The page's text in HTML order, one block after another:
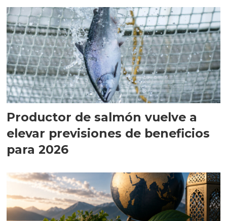
Productor de salmón vuelve a
elevar previsiones de beneficios
para 2026